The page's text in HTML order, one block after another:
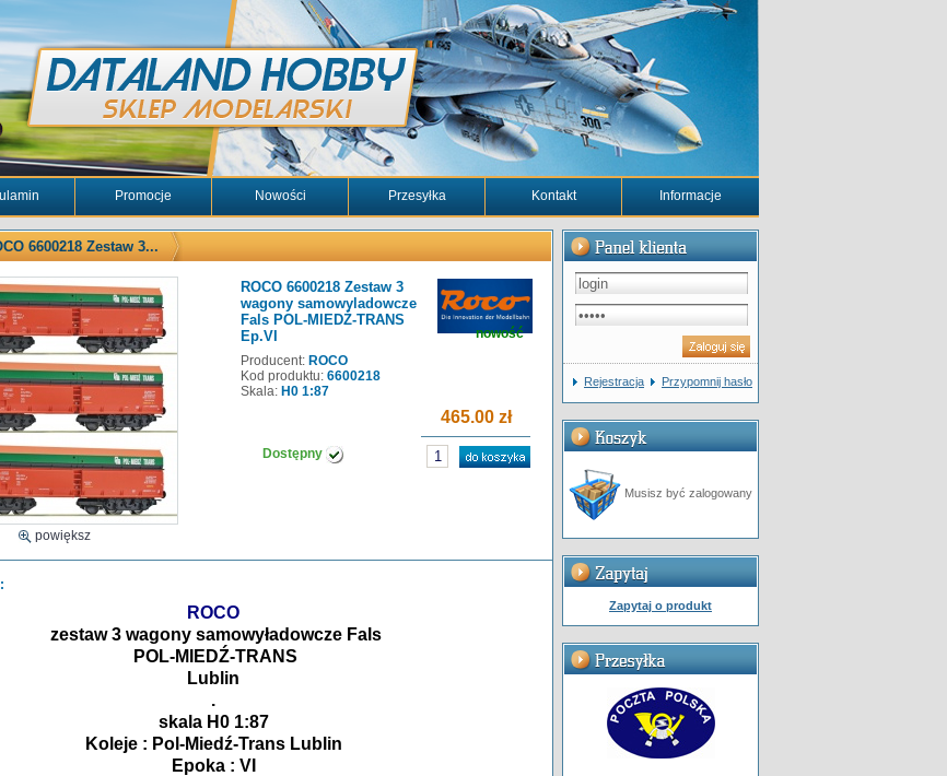
Promocje Nowości Przesyłka Kontakt Informacje
6600218 Zestaw 3...
powiększ
ROCO 6600218 Zestaw 3
wagony samowyladowcze
Fals POL-MIEDŹ-TRANS
Ep.VI
Producent: ROCO
Kod produktu: 6600218
Skala: H0 1:87
465.00 zł
nowość
Dostępny
ROCO
zestaw 3 wagony samowyładowcze Fals
POL-MIEDŹ-TRANS
Lublin
.
skala H0 1:87
Koleje : Pol-Miedź-Trans Lublin
Epoka : VI
Rejestracja Przypomnij hasło
Musisz być zalogowany
Zapytaj o produkt